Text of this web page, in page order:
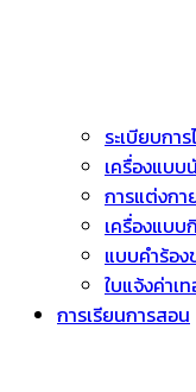
ระเบียบกา
เครื่องแบบ
การแต่งกา
เครื่องแบ
แบบคำร้อง
ใบแจ้งค่าเ
การเรียนการสอน